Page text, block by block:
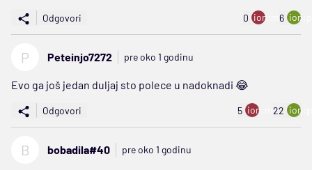
Odgovori 0 ion:minus
6
P Peteinjo7272 pre oko 1 godinu
Evo ga još jedan duljaj sto polece u nadoknadi 😂
Odgovori 5 ion:minus
22
B bobadila#40 pre oko 1 godinu